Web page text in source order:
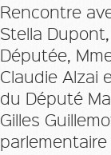
Rencontre
Stella Dupont,
Députée,
Claudie Alzai
du Député
Gilles